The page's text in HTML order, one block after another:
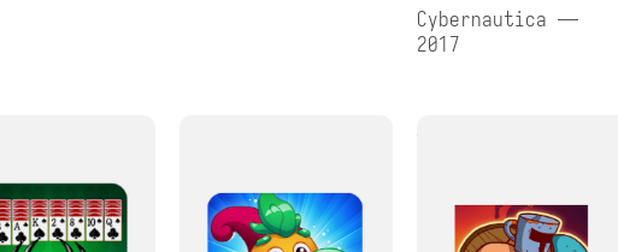
Cybernautica —
2017